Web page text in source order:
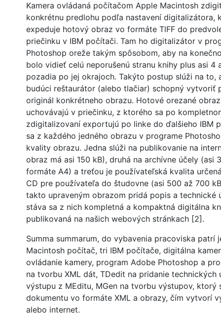
Kamera ovládaná počítačom Apple Macintosh
konkrétnu predlohu podľa nastavení digitalizátora,
expeduje hotový obraz vo formáte TlFF do
priečinku v IBM počítači. Tam ho digitalizátor v
Photoshop oreže takým spôsobom, aby na
bolo vidieť celú neporušenú stranu knihy plus asi 4
pozadia po jej okrajoch. Takýto postup slúži na to,
budúci reštaurátor (alebo tlačiar) schopný vytvoriť
originál konkrétneho obrazu. Hotové orezané
uchovávajú v priečinku, z ktorého sa po
zdigitalizovaní exportujú po linke do ďalšieho IBM
sa z každého jedného obrazu v programe
kvality obrazu. Jedna slúži na publikovanie na
obraz má asi 150 kB), druhá na archívne účely (asi
formáte A4) a treťou je používateľská kvalita
CD pre používateľa do študovne (asi 500 až 700
takto upraveným obrazom pridá popis a technické
stáva sa z nich kompletná a kompaktná digitálna
publikovaná na našich webových stránkach [2].
Summa summarum, do vybavenia pracoviska patrí
Macintosh počítač, tri IBM počítače, digitálna
ovládanie kamery, program Adobe Photoshop a
na tvorbu XML dát, TDedit na pridanie technických
výstupu z MEditu, MGen na tvorbu výstupov, ktorý
dokumentu vo formáte XML a obrazy, čím vytvorí
alebo internet.